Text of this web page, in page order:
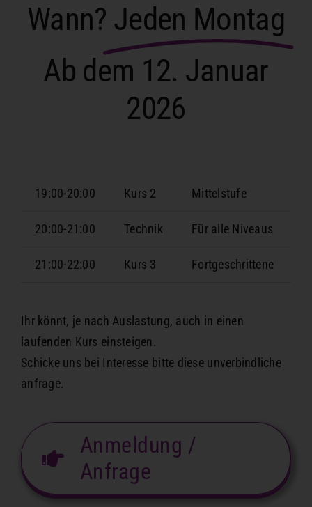
Wann? Jeden Montag
Ab dem 12. Januar
2026
19:00-20:00 Kurs 2 Mittelstufe
20:00-21:00 Technik Für alle Niveaus
21:00-22:00 Kurs 3 Fortgeschrittene
Ihr könnt, je nach Auslastung, auch in einen
laufenden Kurs einsteigen.
Schicke uns bei Interesse bitte diese unverbindliche
anfrage.
Anmeldung /
Anfrage